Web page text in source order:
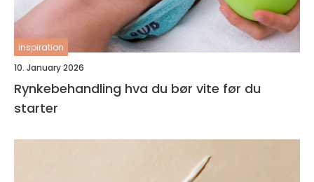
inspiration
10. January 2026
Rynkebehandling hva du bør vite før du
starter